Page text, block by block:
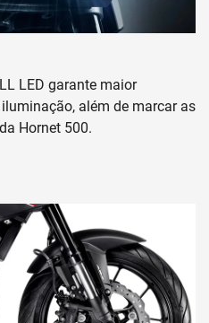
LED garante maior
além de marcar as
Hornet 500.